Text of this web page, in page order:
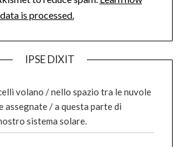
is processed.
IPSE DIXIT
volano / nello spazio tra le nuvole
assegnate / a questa parte di
sistema solare.